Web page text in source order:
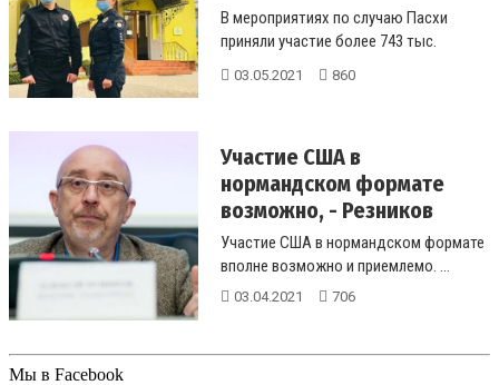
В мероприятиях по случаю Пасхи
приняли участие более 743 тыс.
украинцев. ...
03.05.2021 860
Участие США в
нормандском формате
возможно, - Резников
Участие США в нормандском формате
вполне возможно и приемлемо. ...
03.04.2021 706
Мы в Facebook